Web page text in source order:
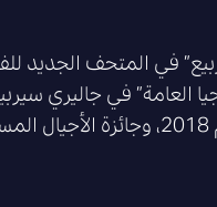
في المتحف الجديد
عام 2019، ومعرض “الإيكولوجيا العامة” في
2019، وبينالي دو ميركوسول عام 2018، وبينالي كوتشي